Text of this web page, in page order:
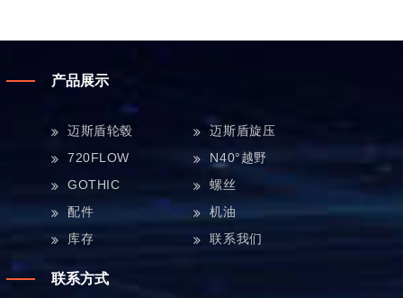
产品展示
迈斯盾轮毂
迈斯盾旋压
720FLOW
N40°越野
GOTHIC
螺丝
配件
机油
库存
联系我们
联系方式